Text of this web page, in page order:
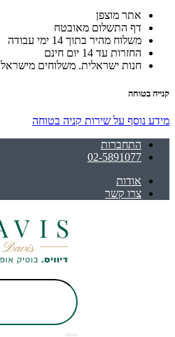
אתר מוצפן
דף התשלום מאובטח
משלוח מהיר בתוך 14 ימי עבודה
החזרות עד 14 יום חינם
חנות ישראלית. משלוחים מישראל
קנייה בטוחה
מידע נוסף על שירות קניה בטוחה
התחברות
02-5891077
אודות
צרו קשר